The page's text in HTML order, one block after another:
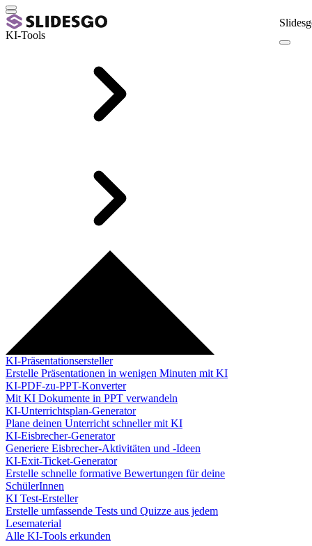
KI-Tools
KI-Präsentationsersteller
Erstelle Präsentationen in wenigen Minuten mit KI
KI-PDF-zu-PPT-Konverter
Mit KI Dokumente in PPT verwandeln
KI-Unterrichtsplan-Generator
Plane deinen Unterricht schneller mit KI
KI-Eisbrecher-Generator
Generiere Eisbrecher-Aktivitäten und -Ideen
KI-Exit-Ticket-Generator
Erstelle schnelle formative Bewertungen für deine
SchülerInnen
KI Test-Ersteller
Erstelle umfassende Tests und Quizze aus jedem
Lesematerial
Alle KI-Tools erkunden